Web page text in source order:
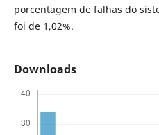
porcentagem de falhas do
foi de 1,02%.
Downloads